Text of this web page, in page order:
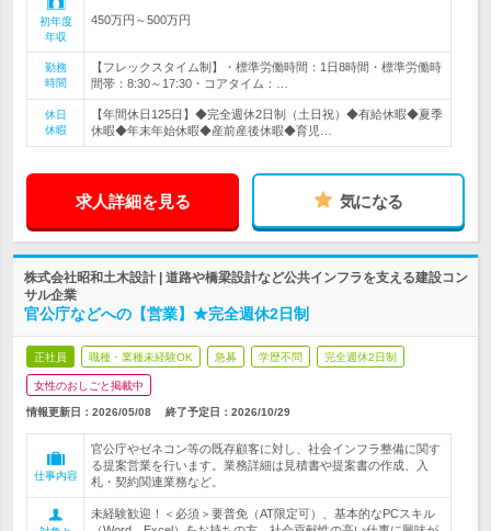
初年度
年収
450万円～500万円
勤務
時間
【フレックスタイム制】・標準労働時間：1日8時間・標準労働時
間帯：8:30～17:30・コアタイム：…
休日
休暇
【年間休日125日】◆完全週休2日制（土日祝）◆有給休暇◆夏季
休暇◆年末年始休暇◆産前産後休暇◆育児…
求人詳細を見る 気になる
株式会社昭和土木設計 | 道路や橋梁設計など公共インフラを支える建設コン
サル企業
官公庁などへの【営業】★完全週休2日制
正社員 職種・業種未経験OK 急募 学歴不問 完全週休2日制
女性のおしごと掲載中
情報更新日：2026/05/08 終了予定日： 2026/10/29
仕事内容
官公庁やゼネコン等の既存顧客に対し、社会インフラ整備に関す
る提案営業を行います。業務詳細は見積書や提案書の作成、入
札・契約関連業務など。
未経験歓迎！＜必須＞要普免（AT限定可）、基本的なPCスキル